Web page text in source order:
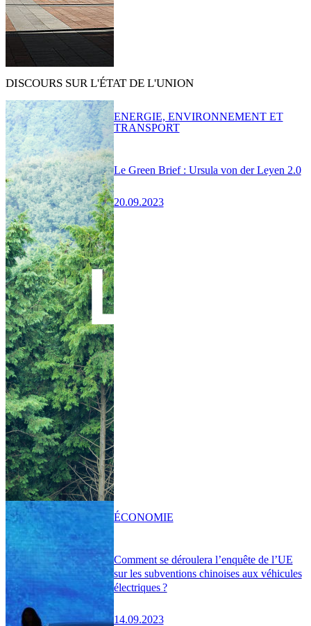
DISCOURS SUR L'ÉTAT DE L'UNION
Le Green Brief : Ursula von der Leyen 2.0
20.09.2023
ENERGIE, ENVIRONNEMENT ET
TRANSPORT
Comment se déroulera l’enquête de l’UE
sur les subventions chinoises aux véhicules
électriques ?
14.09.2023
ÉCONOMIE